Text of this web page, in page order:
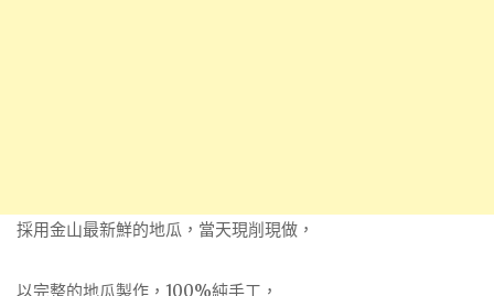
採用金山最新鮮的地瓜，當天現削現做，
以完整的地瓜製作，100%純手工，